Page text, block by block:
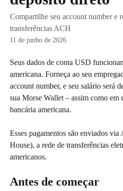
Compartilhe seu account number e
transferências ACH
11 de junho de 2026
Seus dados de conta USD
americana. Forneça ao seu
account number, e seu salário será
sua Morse Wallet – assim como em
bancária americana.
Esses pagamentos são enviados
House), a rede de transferências
americanos.
Antes de começar